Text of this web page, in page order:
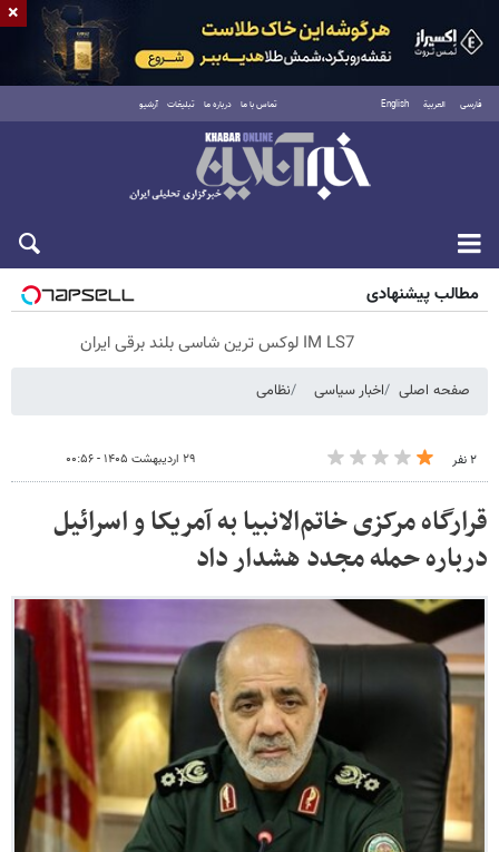
فارسی العربية English تماس با ما درباره ما تبلیغات آرشیو
پنجشنبه ۱۵ مرداد ۱۴۰۵
مطالب پیشنهادی
IM LS7 لوکس ترین شاسی بلند برقی ایران
صفحه اصلی اخبار سیاسی نظامی
۲ نفر ۲۹ اردیبهشت ۱۴۰۵ - ۰۰:۵۶
قرارگاه مرکزی خاتم‌الانبیا به آمریکا و اسرائیل
درباره حمله مجدد هشدار داد
×